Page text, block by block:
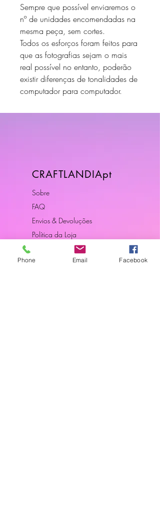
Sempre que possível enviaremos o
nº de unidades encomendadas na
mesma peça, sem cortes.
Todos os esforços foram feitos para
que as fotografias sejam o mais
real possível no entanto, poderão
existir diferenças de tonalidades de
computador para computador.
CRAFTLANDIApt
Sobre
FAQ
Envios & Devoluções
Política da Loja
Phone Email Facebook